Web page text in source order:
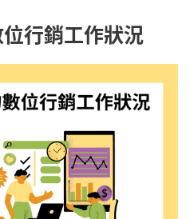
行銷工作狀況